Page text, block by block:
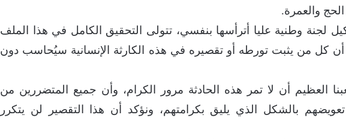
والعمرة.
لجنة وطنية عليا أترأسها بنفسي، تتولى التحقيق الكامل في هذا الملف
أن كل من يثبت تورطه أو تقصيره في هذه الكارثة الإنسانية سيُحاسب دون
العظيم أن لا تمر هذه الحادثة مرور الكرام، وأن جميع المتضررين من
بالشكل الذي يليق بكرامتهم، ونؤكد أن هذا التقصير لن يتكرر